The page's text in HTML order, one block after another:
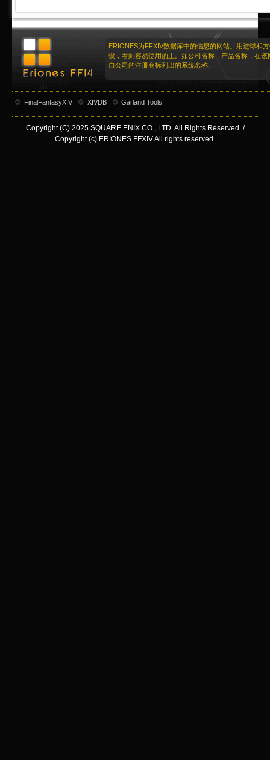
ERIONES为FFXIV数据库中的信息的网站。用进球和
设，看到容易使用的主。如公司名称，产品名称，在该
自公司的注册商标列出的系统名称。
FinalFantasyXIV XIVDB Garland Tools
Copyright (C) 2025 SQUARE ENIX CO., LTD. All Rights Reserved. /
Copyright (c) ERIONES FFXIV All rights reserved.